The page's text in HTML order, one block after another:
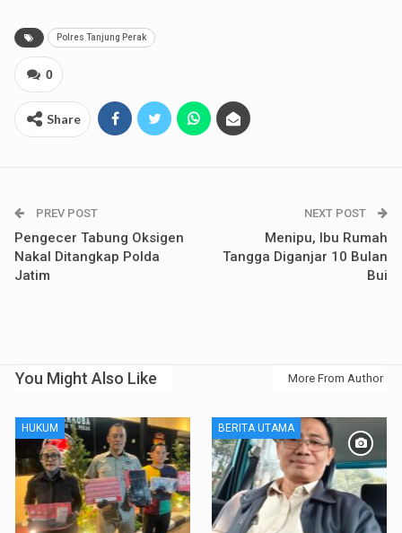
Polres Tanjung Perak
0
Share
PREV POST
Pengecer Tabung Oksigen
Nakal Ditangkap Polda
Jatim
NEXT POST
Menipu, Ibu Rumah
Tangga Diganjar 10 Bulan
Bui
You Might Also Like More From Author
HUKUM BERITA UTAMA